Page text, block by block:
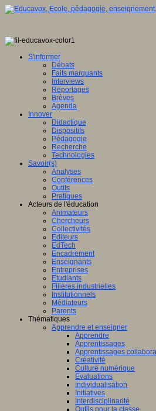
S'informer
Débats
Faits marquants
Interviews
Reportages
Brèves
Agenda
Innover
Didactique
Dispositifs
Pédagogie
Recherche
Technologies
Savoir(s)
Analyses
Conférences
Outils
Pratiques
Acteurs de l'éducation
Animateurs
Chercheurs
Collectivités
Editeurs
EdTech
Encadrement
Enseignants
Entreprises
Etudiants
Filières industrielles
Institutionnels
Médiateurs
Parents
Thématiques
Apprendre et enseigner
Apprendre
Apprentissages
Apprentissages
Créativité
Culture numérique
Evaluations
Individualisation
Initiatives
Interdisciplinarité
Outils pour la classe